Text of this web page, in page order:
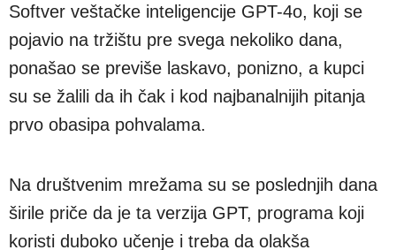
Softver veštačke inteligencije GPT-4o, koji se
pojavio na tržištu pre svega nekoliko dana,
ponašao se previše laskavo, ponizno, a kupci
su se žalili da ih čak i kod najbanalnijih pitanja
prvo obasipa pohvalama.
Na društvenim mrežama su se poslednjih dana
širile priče da je ta verzija GPT, programa koji
koristi duboko učenje i treba da olakša